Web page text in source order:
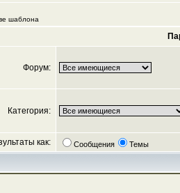
шаблона
Форум:
Категория:
как: Сообщения Темы